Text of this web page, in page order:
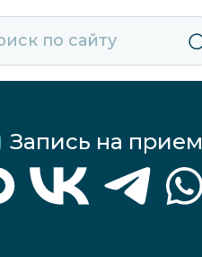
Запись на прием